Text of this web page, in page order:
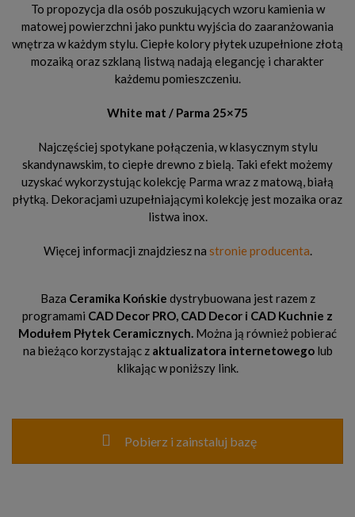
To propozycja dla osób poszukujących wzoru kamienia w
matowej powierzchni jako punktu wyjścia do zaaranżowania
wnętrza w każdym stylu. Ciepłe kolory płytek uzupełnione złotą
mozaiką oraz szklaną listwą nadają elegancję i charakter
każdemu pomieszczeniu.
White mat / Parma 25×75
Najczęściej spotykane połączenia, w klasycznym stylu
skandynawskim, to ciepłe drewno z bielą. Taki efekt możemy
uzyskać wykorzystując kolekcję Parma wraz z matową, białą
płytką. Dekoracjami uzupełniającymi kolekcję jest mozaika oraz
listwa inox.
Więcej informacji znajdziesz na stronie producenta.
Baza Ceramika Końskie dystrybuowana jest razem z
programami CAD Decor PRO, CAD Decor i CAD Kuchnie z
Modułem Płytek Ceramicznych. Można ją również pobierać
na bieżąco korzystając z aktualizatora internetowegolub
klikając w poniższy link.
Pobierz i zainstaluj bazę